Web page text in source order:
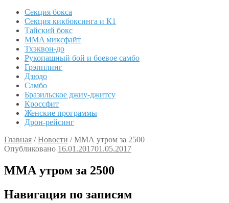
Секция бокса
Секция кикбоксинга и К1
Тайский бокс
MMA миксфайт
Тхэквон-до
Рукопашный бой и боевое самбо
Грэпплинг
Дзюдо
Самбо
Бразильское джиу-джитсу
Кроссфит
Женские программы
Дрон-рейсинг
Главная /Новости /ММА утром за 2500
Опубликовано 16.01.201701.05.2017
ММА утром за 2500
Навигация по записям